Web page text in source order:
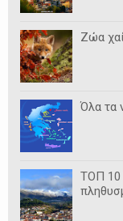
Ζώα
Όλα τα
ΤΟΠ 10